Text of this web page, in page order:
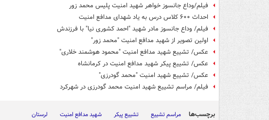
فیلم/وداع جانسوز خواهر شهید امنیت پلیس محمد زور
احداث ۶۰۰ کلاس درس به یاد شهدای مدافع امنیت
فیلم/ وداع جانسوز مادر شهید "احمد کشوری نیا" با فرزندش
اولین تصویر از شهید مدافع امنیت "محمد زور"
عکس/ تشییع شهید مدافع امنیت "محمود هوشمند خلاری"
عکس/ تشییع پیکر شهید مدافع امنیت در کرمانشاه
عکس/ تشییع شهید امنیت "محمد گودرزی"
فیلم/ مراسم تشییع شهید امنیت محمد گودرزی در شهرکرد
برچسب‌ها مراسم تشییع تشییع پیکر شهید مدافع امنیت لرستان